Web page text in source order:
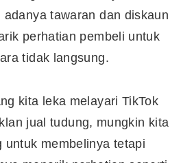
tawaran dan diskaun
perhatian pembeli untuk
tidak langsung.
kita leka melayari TikTok
jual tudung, mungkin kita
untuk membelinya tetapi